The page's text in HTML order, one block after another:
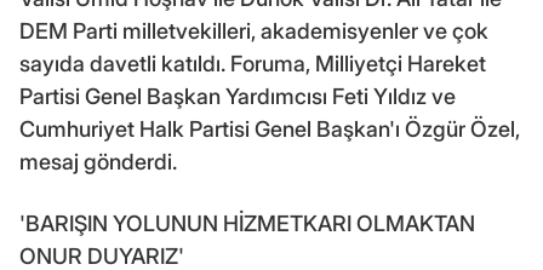
DEM Parti milletvekilleri, akademisyenler ve çok
sayıda davetli katıldı. Foruma, Milliyetçi Hareket
Partisi Genel Başkan Yardımcısı Feti Yıldız ve
Cumhuriyet Halk Partisi Genel Başkan'ı Özgür Özel,
mesaj gönderdi.
'BARIŞIN YOLUNUN HİZMETKARI OLMAKTAN
ONUR DUYARIZ'